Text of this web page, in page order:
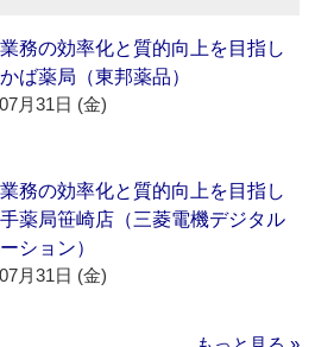
業務の効率化と質的向上を目指し
ば薬局（東邦薬品）
月31日 (金)
業務の効率化と質的向上を目指し
薬局笹崎店（三菱電機デジタル
ション）
月31日 (金)